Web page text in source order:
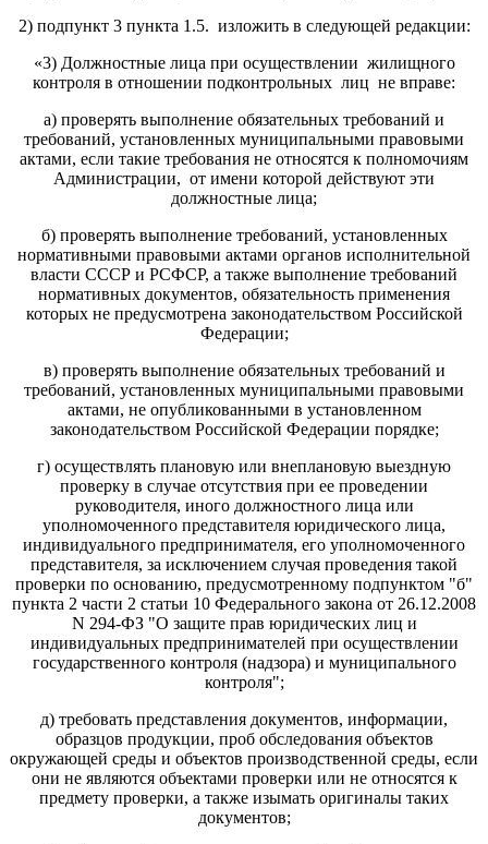
2) подпункт 3 пункта 1.5. изложить в следующей редакции:
«3) Должностные лица при осуществлении жилищного
контроля в отношении подконтрольных лиц не вправе:
а) проверять выполнение обязательных требований и
требований, установленных муниципальными правовыми
актами, если такие требования не относятся к полномочиям
Администрации, от имени которой действуют эти
должностные лица;
б) проверять выполнение требований, установленных
нормативными правовыми актами органов исполнительной
власти СССР и РСФСР, а также выполнение требований
нормативных документов, обязательность применения
которых не предусмотрена законодательством Российской
Федерации;
в) проверять выполнение обязательных требований и
требований, установленных муниципальными правовыми
актами, не опубликованными в установленном
законодательством Российской Федерации порядке;
г) осуществлять плановую или внеплановую выездную
проверку в случае отсутствия при ее проведении
руководителя, иного должностного лица или
уполномоченного представителя юридического лица,
индивидуального предпринимателя, его уполномоченного
представителя, за исключением случая проведения такой
проверки по основанию, предусмотренному подпунктом "б"
пункта 2 части 2 статьи 10 Федерального закона от 26.12.2008
N 294-ФЗ "О защите прав юридических лиц и
индивидуальных предпринимателей при осуществлении
государственного контроля (надзора) и муниципального
контроля";
д) требовать представления документов, информации,
образцов продукции, проб обследования объектов
окружающей среды и объектов производственной среды, если
они не являются объектами проверки или не относятся к
предмету проверки, а также изымать оригиналы таких
документов;